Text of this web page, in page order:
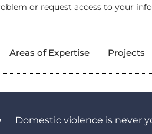
or request access to your
Areas of Expertise Projects
Domestic violence is never